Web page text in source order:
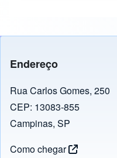
Endereço
Rua Carlos Gomes, 250
CEP: 13083-855
Campinas, SP
Como chegar